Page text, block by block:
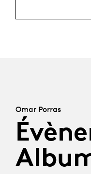
Omar Porras